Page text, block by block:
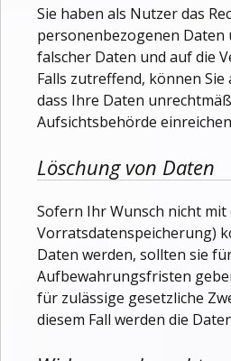
Sie haben als Nutzer das
personenbezogenen Daten
falscher Daten und auf die
Falls zutreffend, können
dass Ihre Daten
Aufsichtsbehörde
Löschung von Daten
Sofern Ihr Wunsch nicht
Vorratsdatenspeicherung)
Daten werden, sollten sie
Aufbewahrungsfristen
für zulässige gesetzliche
diesem Fall werden die